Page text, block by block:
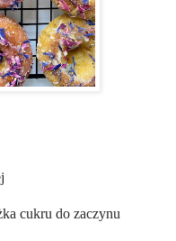
cukru do zaczynu